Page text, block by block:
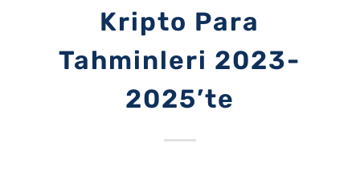
Kripto Para
Tahminleri 2023-
2025’te